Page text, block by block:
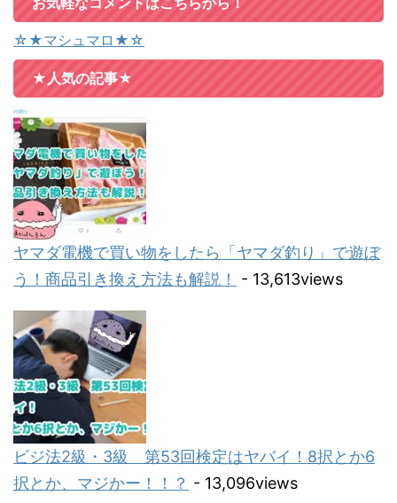
☆★マシュマロ★☆
★人気の記事★
ヤマダ電機で買い物をしたら「ヤマダ釣り」で遊ぼ
う！商品引き換え方法も解説！
- 13,613views
ビジ法2級・3級 第53回検定はヤバイ！8択とか6
択とか、マジかー！！？ - 13,096views